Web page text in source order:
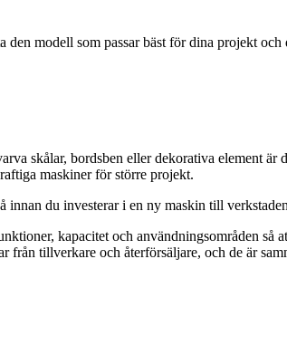
modell som passar bäst för dina projekt och
skålar, bordsben eller dekorativa element är
maskiner för större projekt.
innan du investerar i en ny maskin till
kapacitet och användningsområden så
tillverkare och återförsäljare, och de är